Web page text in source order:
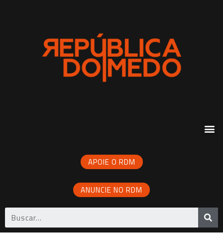
APOIE O RDM
ANUNCIE NO RDM